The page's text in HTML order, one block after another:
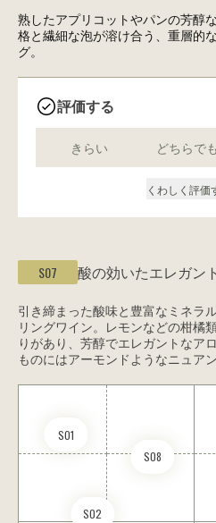
熟したアプリコットやパンの芳醇
格と繊細な泡が溶け合う、重層的
グ。
評価する
きらい どちらで
くわしく評価
S07 酸の効いたエレガン
引き締まった酸味と豊富なミネラ
リングワイン。レモンなどの柑橘
りがあり、芳醇でエレガントなア
ものにはアーモンドようなニュア
S01
S02
S08